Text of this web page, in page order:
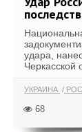
удара,
Черкасской
УКРАИНА
68